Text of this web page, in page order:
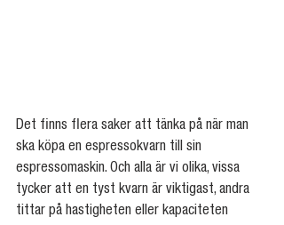
Det finns flera saker att tänka på när man
ska köpa en espressokvarn till sin
espressomaskin. Och alla är vi olika, vissa
tycker att en tyst kvarn är viktigast, andra
tittar på hastigheten eller kapaciteten